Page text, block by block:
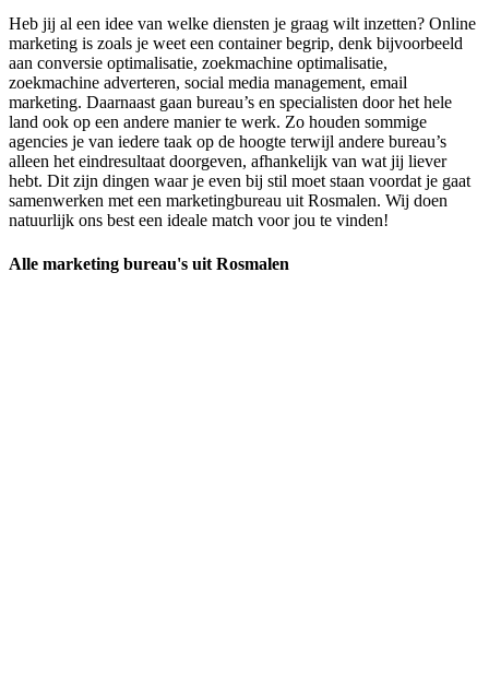
Heb jij al een idee van welke diensten je graag wilt inzetten? Online
marketing is zoals je weet een container begrip, denk bijvoorbeeld
aan conversie optimalisatie, zoekmachine optimalisatie,
zoekmachine adverteren, social media management, email
marketing. Daarnaast gaan bureau’s en specialisten door het hele
land ook op een andere manier te werk. Zo houden sommige
agencies je van iedere taak op de hoogte terwijl andere bureau’s
alleen het eindresultaat doorgeven, afhankelijk van wat jij liever
hebt. Dit zijn dingen waar je even bij stil moet staan voordat je gaat
samenwerken met een marketingbureau uit Rosmalen. Wij doen
natuurlijk ons best een ideale match voor jou te vinden!
Alle marketing bureau's uit Rosmalen